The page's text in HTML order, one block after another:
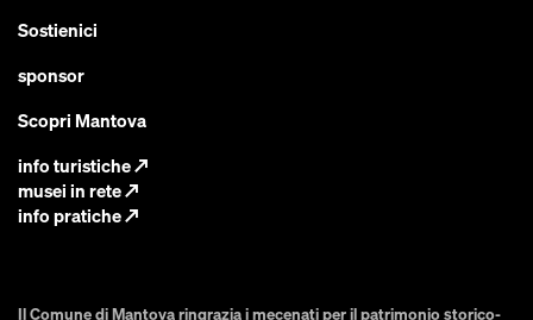
Sostienici
sponsor
Scopri Mantova
info turistiche↗
musei in rete↗
info pratiche↗
Il Comune di Mantova ringrazia i mecenati per il patrimonio storico-